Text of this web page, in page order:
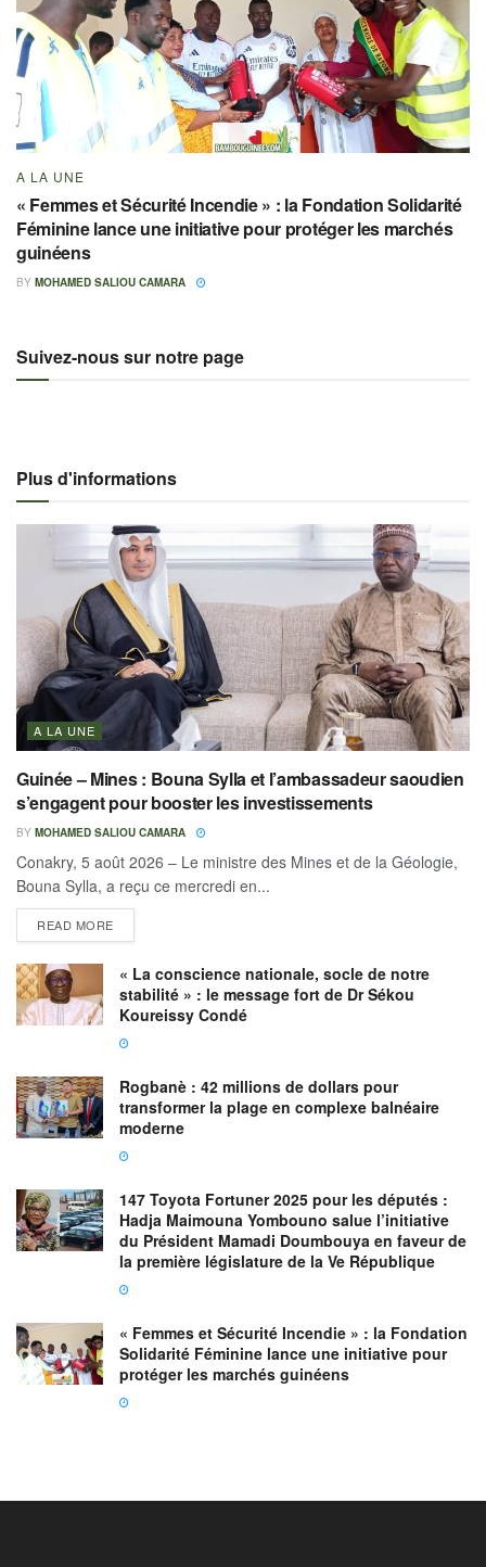
A LA UNE
« Femmes et Sécurité Incendie » : la Fondation Solidarité
Féminine lance une initiative pour protéger les marchés
guinéens
BY MOHAMED SALIOU CAMARA
Suivez-nous sur notre page
Plus d'informations
A LA UNE
Guinée – Mines : Bouna Sylla et l’ambassadeur saoudien
s’engagent pour booster les investissements
BY MOHAMED SALIOU CAMARA
Conakry, 5 août 2026 – Le ministre des Mines et de la Géologie,
Bouna Sylla, a reçu ce mercredi en...
READ MORE
« La conscience nationale, socle de notre
stabilité » : le message fort de Dr Sékou
Koureissy Condé
Rogbanè : 42 millions de dollars pour
transformer la plage en complexe balnéaire
moderne
147 Toyota Fortuner 2025 pour les députés :
Hadja Maimouna Yombouno salue l’initiative
du Président Mamadi Doumbouya en faveur de
la première législature de la Ve République
« Femmes et Sécurité Incendie » : la Fondation
Solidarité Féminine lance une initiative pour
protéger les marchés guinéens